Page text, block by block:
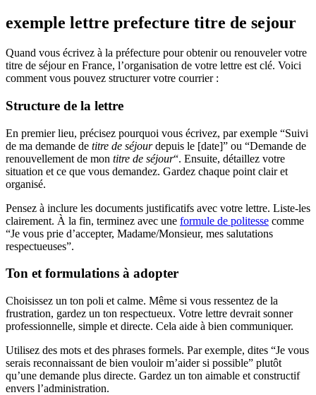
exemple lettre prefecture titre de sejour
Quand vous écrivez à la préfecture pour obtenir ou renouveler votre
titre de séjour en France, l’organisation de votre lettre est clé. Voici
comment vous pouvez structurer votre courrier :
Structure de la lettre
En premier lieu, précisez pourquoi vous écrivez, par exemple “Suivi
de ma demande de titre de séjourdepuis le [date]” ou “Demande de
renouvellement de mon titre de séjour“. Ensuite, détaillez votre
situation et ce que vous demandez. Gardez chaque point clair et
organisé.
Pensez à inclure les documents justificatifs avec votre lettre. Liste-les
clairement. À la fin, terminez avec une formule de politesse comme
“Je vous prie d’accepter, Madame/Monsieur, mes salutations
respectueuses”.
Ton et formulations à adopter
Choisissez un ton poli et calme. Même si vous ressentez de la
frustration, gardez un ton respectueux. Votre lettre devrait sonner
professionnelle, simple et directe. Cela aide à bien communiquer.
Utilisez des mots et des phrases formels. Par exemple, dites “Je vous
serais reconnaissant de bien vouloir m’aider si possible” plutôt
qu’une demande plus directe. Gardez un ton aimable et constructif
envers l’administration.